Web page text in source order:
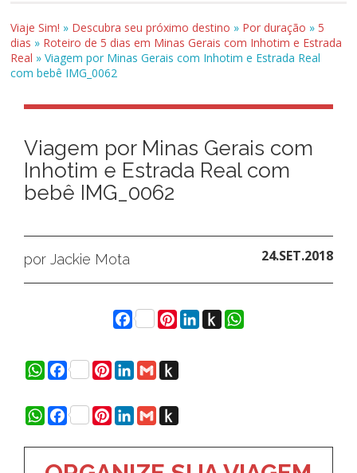
Viaje Sim! » Descubra seu próximo destino » Por duração »5
dias » Roteiro de 5 dias em Minas Gerais com Inhotim e Estrada
Real »Viagem por Minas Gerais com Inhotim e Estrada Real
com bebê IMG_0062
Viagem por Minas Gerais com
Inhotim e Estrada Real com
bebê IMG_0062
por Jackie Mota 24.SET.2018
Facebook
Pinterest
LinkedIn
Push
to
WhatsApp
WhatsApp
Facebook
Pinterest
LinkedIn
GmailPush
Kindle
WhatsApp
Facebook
Pinterest
LinkedIn
GmailPush
to
Kindle